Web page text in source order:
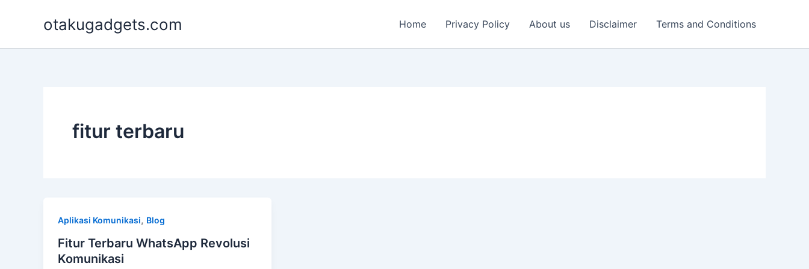
otakugadgets.com Home Privacy Policy About us Disclaimer Terms and Conditions
fitur terbaru
Aplikasi Komunikasi, Blog
Fitur Terbaru WhatsApp Revolusi
Komunikasi